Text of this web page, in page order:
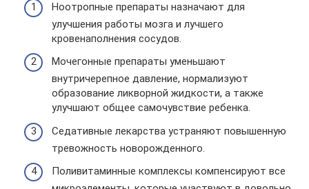
Ноотропные препараты назначают для
улучшения работы мозга и лучшего
кровенаполнения сосудов.
Мочегонные препараты уменьшают
внутричерепное давление, нормализуют
образование ликворной жидкости, а также
улучшают общее самочувствие ребенка.
Седативные лекарства устраняют повышенную
тревожность новорожденного.
Поливитаминные комплексы компенсируют все